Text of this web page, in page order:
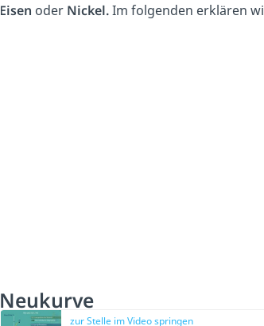
Eisen oder Nickel.Im folgenden erklären
Neukurve
zur Stelle im Video springen